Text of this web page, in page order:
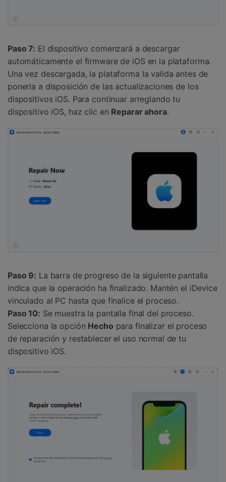
Paso 7: El dispositivo comenzará a descargar
automáticamente el firmware de iOS en la plataforma.
Una vez descargada, la plataforma la valida antes de
ponerla a disposición de las actualizaciones de los
dispositivos iOS. Para continuar arreglando tu
dispositivo iOS, haz clic en Reparar ahora.
Paso 9: La barra de progreso de la siguiente pantalla
indica que la operación ha finalizado. Mantén el iDevice
vinculado al PC hasta que finalice el proceso.
Paso 10: Se muestra la pantalla final del proceso.
Selecciona la opción Hecho para finalizar el proceso
de reparación y restablecer el uso normal de tu
dispositivo iOS.